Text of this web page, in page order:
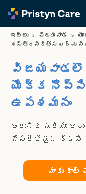
ఇల్లు > విజయవాడ >
శస్త్రచికిత్స ఖర్చు
విజయవాడలొ
యొక్క నొప్పి
ఉపశమనం
ఆధునిక మరియు
విపరీతమైన కిడ్నీ
మాకు కాల్